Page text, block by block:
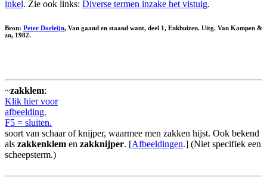
inkel. Zie ook links: Diverse termen inzake het vistuig.
Bron: Peter Dorleijn, Van gaand en staand want, deel 1, Enkhuizen. Uitg. Van Kampen &
zn, 1982.
~zakklem:
Klik hier voor
afbeelding.
F5 = sluiten.
soort van schaar of knijper, waarmee men zakken hijst. Ook bekend
als zakkenklem en zakknijper. [Afbeeldingen.] (Niet specifiek een
scheepsterm.)